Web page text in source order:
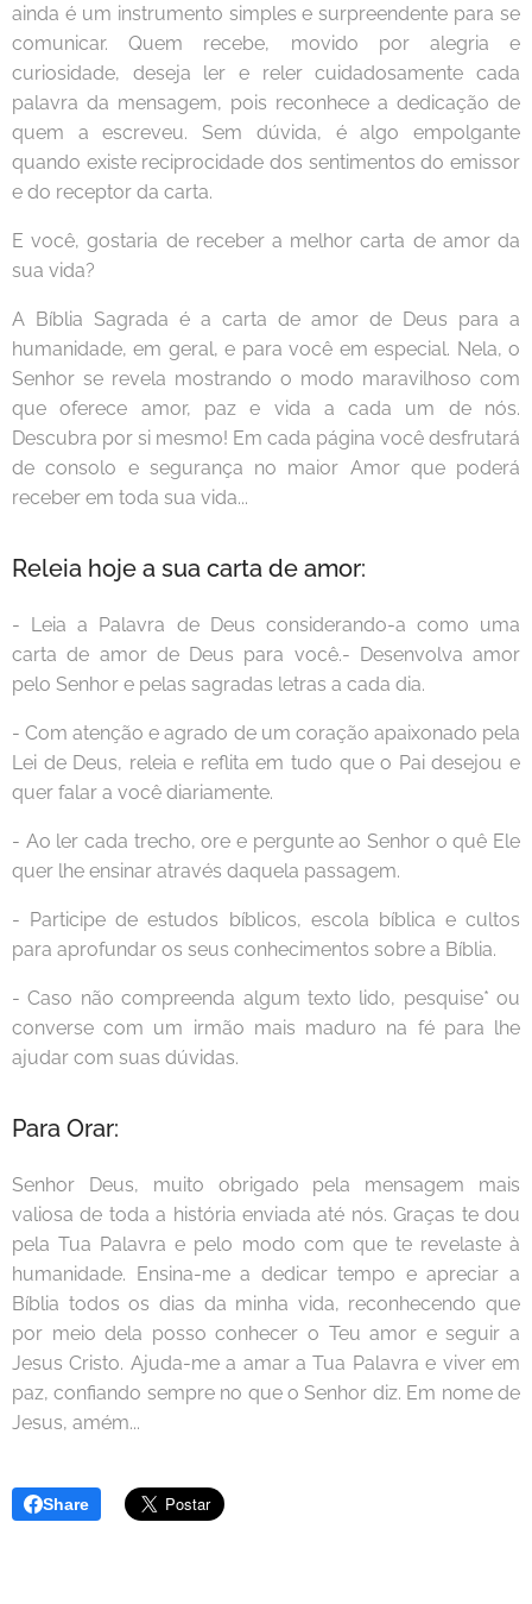
ainda é um instrumento simples e surpreendente para se
comunicar. Quem recebe, movido por alegria e
curiosidade, deseja ler e reler cuidadosamente cada
palavra da mensagem, pois reconhece a dedicação de
quem a escreveu. Sem dúvida, é algo empolgante
quando existe reciprocidade dos sentimentos do emissor
e do receptor da carta.
E você, gostaria de receber a melhor carta de amor da
sua vida?
A Bíblia Sagrada é a carta de amor de Deus para a
humanidade, em geral, e para você em especial. Nela, o
Senhor se revela mostrando o modo maravilhoso com
que oferece amor, paz e vida a cada um de nós.
Descubra por si mesmo! Em cada página você desfrutará
de consolo e segurança no maior Amor que poderá
receber em toda sua vida...
Releia hoje a sua carta de amor:
- Leia a Palavra de Deus considerando-a como uma
carta de amor de Deus para você.- Desenvolva amor
pelo Senhor e pelas sagradas letras a cada dia.
- Com atenção e agrado de um coração apaixonado pela
Lei de Deus, releia e reflita em tudo que o Pai desejou e
quer falar a você diariamente.
- Ao ler cada trecho, ore e pergunte ao Senhor o quê Ele
quer lhe ensinar através daquela passagem.
- Participe de estudos bíblicos, escola bíblica e cultos
para aprofundar os seus conhecimentos sobre a Bíblia.
- Caso não compreenda algum texto lido, pesquise* ou
converse com um irmão mais maduro na fé para lhe
ajudar com suas dúvidas.
Para Orar:
Senhor Deus, muito obrigado pela mensagem mais
valiosa de toda a história enviada até nós. Graças te dou
pela Tua Palavra e pelo modo com que te revelaste à
humanidade. Ensina-me a dedicar tempo e apreciar a
Bíblia todos os dias da minha vida, reconhecendo que
por meio dela posso conhecer o Teu amor e seguir a
Jesus Cristo. Ajuda-me a amar a Tua Palavra e viver em
paz, confiando sempre no que o Senhor diz. Em nome de
Jesus, amém...
Share